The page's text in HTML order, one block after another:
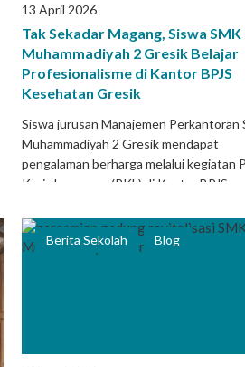
13 April 2026
Tak Sekadar Magang, Siswa SMK
Muhammadiyah 2 Gresik Belajar
Profesionalisme di Kantor BPJS
Kesehatan Gresik
Siswa jurusan Manajemen Perkantoran
Muhammadiyah 2 Gresik mendapat
pengalaman berharga melalui kegiatan
Kerja Lapangan (PKL) di Kantor BPJS..
Berita Sekolah Blog